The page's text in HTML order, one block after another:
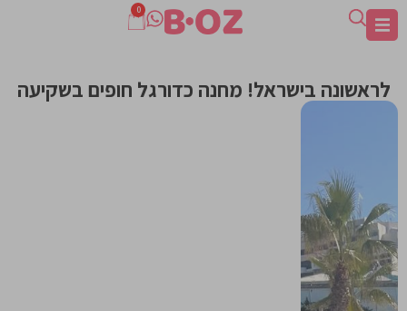
0
לראשונה בישראל! מחנה כדורגל חופים בשקיעה